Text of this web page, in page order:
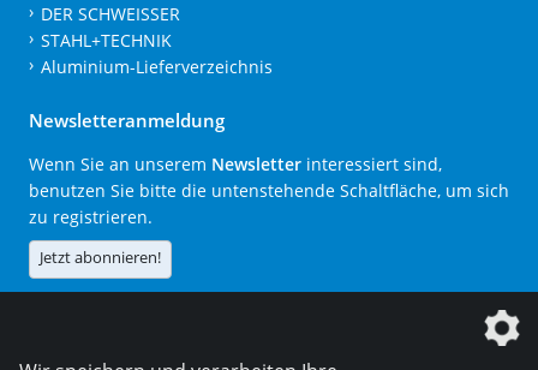
DER SCHWEISSER
STAHL+TECHNIK
Aluminium-Lieferverzeichnis
Newsletteranmeldung
Wenn Sie an unserem Newsletter interessiert sind,
benutzen Sie bitte die untenstehende Schaltfläche, um sich
zu registrieren.
Jetzt abonnieren!
Die DVS Media GmbH ist ein Unternehmen der